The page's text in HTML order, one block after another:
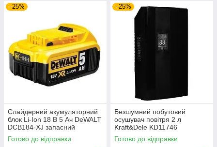
–25%
Слайдерний акумуляторний
блок Li-Ion 18 В 5 Ач DeWALT
DCB184-XJ запасний
акумулятор для
електроінструменту АКБ лі-
Готово до відправки
–25%
Безшумний побутовий
осушувач повітря 2 л
Kraft&Dele KD11746
вологопоглинач компактний
Готово до відправки